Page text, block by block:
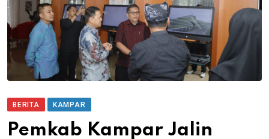
BERITA KAMPAR
Pemkab Kampar Jalin